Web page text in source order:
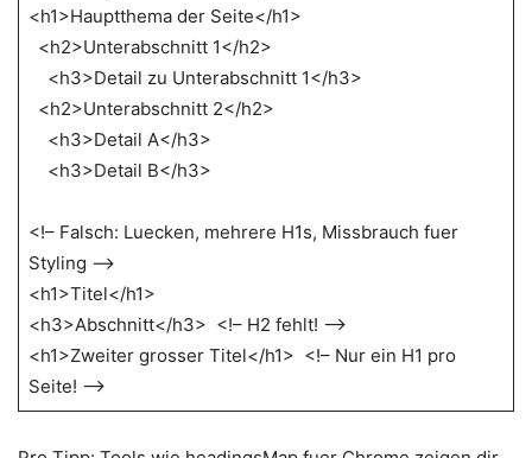
<h1>Hauptthema der Seite</h1>
<h2>Unterabschnitt 1</h2>
<h3>Detail zu Unterabschnitt 1</h3>
<h2>Unterabschnitt 2</h2>
<h3>Detail A</h3>
<h3>Detail B</h3>
<!– Falsch: Luecken, mehrere H1s, Missbrauch fuer
Styling –>
<h1>Titel</h1>
<h3>Abschnitt</h3> <!– H2 fehlt! –>
<h1>Zweiter grosser Titel</h1> <!– Nur ein H1 pro
Seite! –>